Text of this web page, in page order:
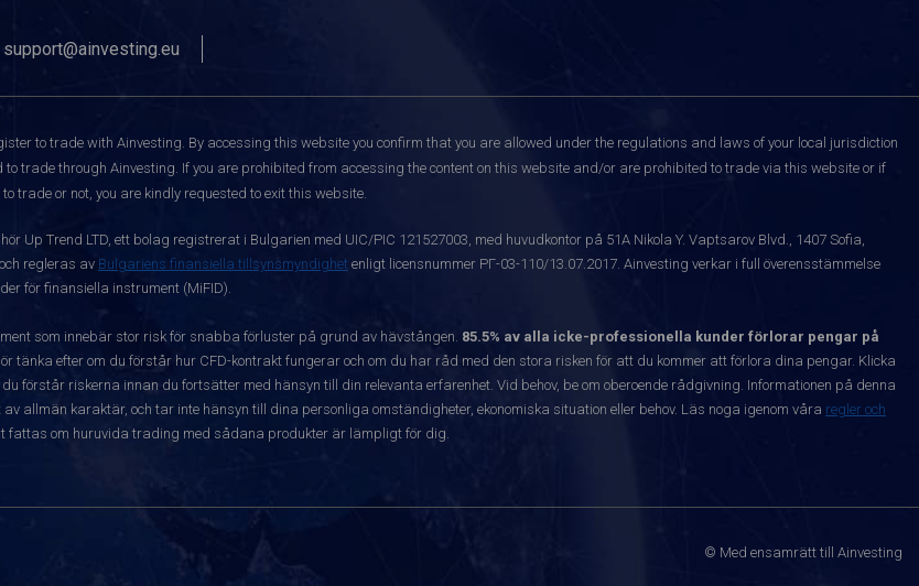
support@ainvesting.eu
to trade with Ainvesting. By accessing this website you confirm that you are allowed under the regulations and laws of your local jurisdiction
trade through Ainvesting. If you are prohibited from accessing the content on this website and/or are prohibited to trade via this website or if
trade or not, you are kindly requested to exit this website.
Up Trend LTD, ett bolag registrerat i Bulgarien med UIC/PIC 121527003, med huvudkontor på 51A Nikola Y. Vaptsarov Blvd., 1407 Sofia,
regleras av Bulgariens finansiella tillsynsmyndighet enligt licensnummer РГ-03-110/13.07.2017. Ainvesting verkar i full överensstämmelse
för finansiella instrument (MiFID).
som innebär stor risk för snabba förluster på grund av hävstången. 85.5% av alla icke-professionella kunder förlorar pengar på
tänka efter om du förstår hur CFD-kontrakt fungerar och om du har råd med den stora risken för att du kommer att förlora dina pengar. Klicka
förstår riskerna innan du fortsätter med hänsyn till din relevanta erfarenhet. Vid behov, be om oberoende rådgivning. Informationen på denna
allmän karaktär, och tar inte hänsyn till dina personliga omständigheter, ekonomiska situation eller behov. Läs noga igenom våra regler och
fattas om huruvida trading med sådana produkter är lämpligt för dig.
© Med ensamrätt till Ainvesting